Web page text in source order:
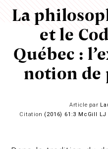
La
et le
Québec :
notion
Article par
Citation (2016) 61:3 McGill